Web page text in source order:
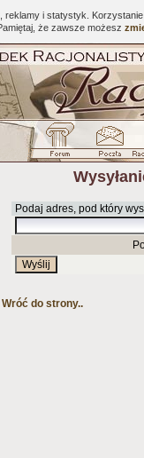
reklamy i statystyk.
że zawsze możesz
Podaj adres, pod który
Wróć do strony..